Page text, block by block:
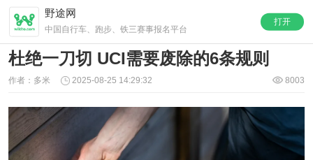
打开
野途网
中国自行车、跑步、铁三赛事报名平台
杜绝一刀切 UCI需要废除的6条规则
作者：多米 2025-08-25 14:29:32 8003